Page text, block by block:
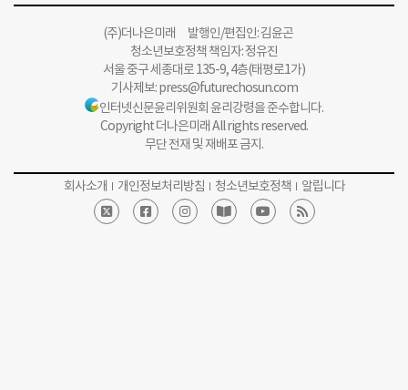
(주)더나은미래 발행인/편집인: 김윤곤
청소년보호정책 책임자: 정유진
서울 중구 세종대로 135-9, 4층(태평로1가)
기사제보:press@futurechosun.com
인터넷신문윤리위원회 윤리강령을 준수합니다.
Copyright 더나은미래 All rights reserved.
무단 전재 및 재배포 금지.
회사소개 개인정보처리방침 청소년보호정책 알립니다